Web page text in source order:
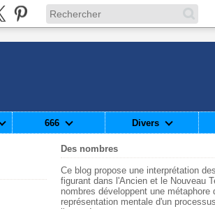
666 Divers
Des nombres
Ce blog propose une interprétation
figurant dans l'Ancien et le Nouveau
nombres développent une métaphore
représentation mentale d'un